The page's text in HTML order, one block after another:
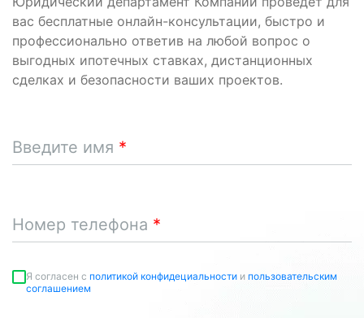
вас бесплатные онлайн-консультации, быстро и
профессионально ответив на любой вопрос о
выгодных ипотечных ставках, дистанционных
сделках и безопасности ваших проектов.
Введите имя
Номер телефона
Я согласен c политикой конфидециальности и пользовательским
соглашением